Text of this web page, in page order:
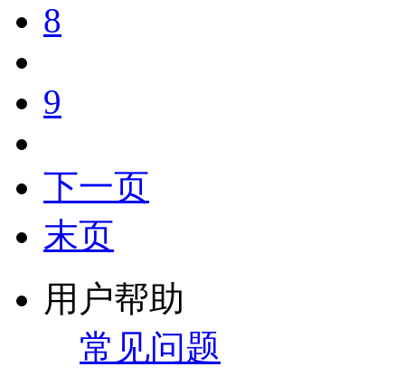
8
9
下一页
末页
用户帮助
常见问题